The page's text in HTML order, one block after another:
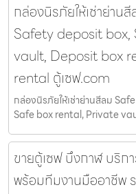
กล่องนิรภัยให้เช่าย่า
Safety deposit
vault, Deposit box
rental ตู้เซฟ.com
กล่องนิรภัยให้เช่าย่านสีลม
Safe box rental, Private
ขายตู้เซฟ บึงกาฬ บริก
พร้อมทีมงานมืออาชีพ